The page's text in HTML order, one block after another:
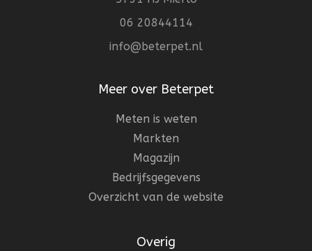
06 20844114
info@beterpet.nl
Meer over Beterpet
Meten is weten
Markten
Magazijn
Bedrijfsgegevens
Overzicht van de website
Overig